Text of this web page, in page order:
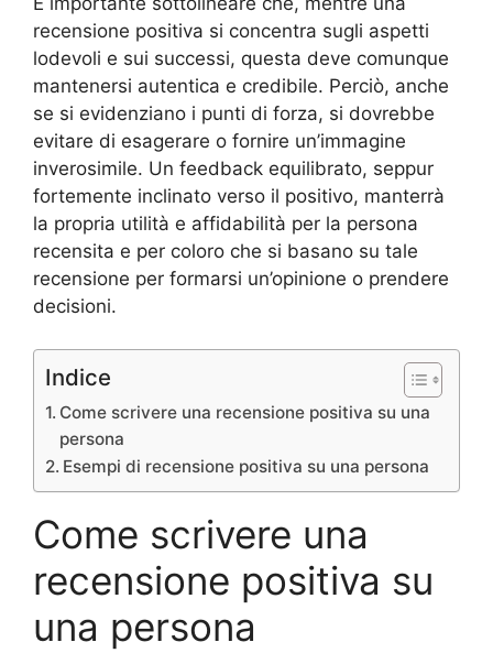
recensione positiva si concentra sugli aspetti
lodevoli e sui successi, questa deve comunque
mantenersi autentica e credibile. Perciò, anche
se si evidenziano i punti di forza, si dovrebbe
evitare di esagerare o fornire un’immagine
inverosimile. Un feedback equilibrato, seppur
fortemente inclinato verso il positivo, manterrà
la propria utilità e affidabilità per la persona
recensita e per coloro che si basano su tale
recensione per formarsi un’opinione o prendere
decisioni.
Indice
Come scrivere una recensione positiva su una
persona
Esempi di recensione positiva su una persona
Come scrivere una
recensione positiva su
una persona